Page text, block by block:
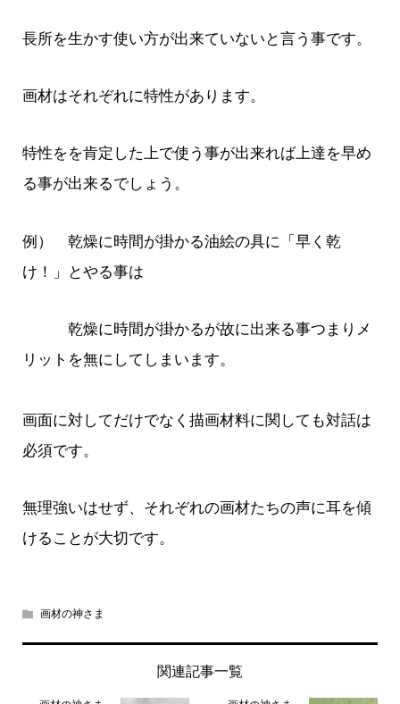
長所を生かす使い方が出来ていないと言う事です。
画材はそれぞれに特性があります。
特性をを肯定した上で使う事が出来れば上達を早め
る事が出来るでしょう。
例） 乾燥に時間が掛かる油絵の具に「早く乾
け！」とやる事は
乾燥に時間が掛かるが故に出来る事つまりメ
リットを無にしてしまいます。
画面に対してだけでなく描画材料に関しても対話は
必須です。
無理強いはせず、それぞれの画材たちの声に耳を傾
けることが大切です。
画材の神さま
関連記事一覧